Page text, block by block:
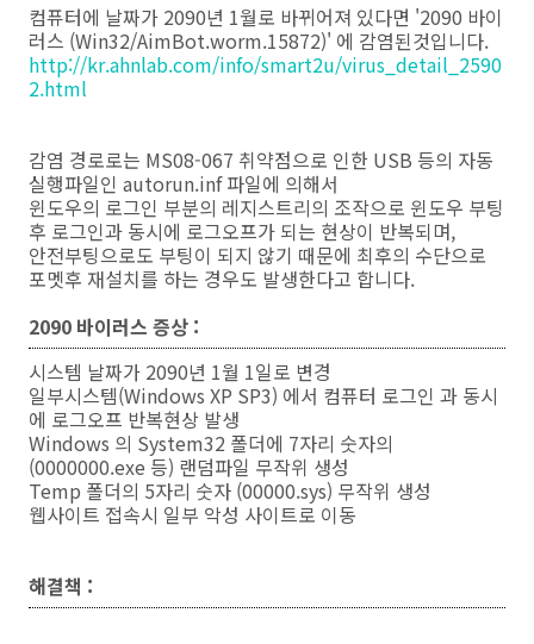
컴퓨터에 날짜가 2090년 1월로 바뀌어져 있다면 '2090 바이
러스 (Win32/AimBot.worm.15872)' 에 감염된것입니다.
http://kr.ahnlab.com/info/smart2u/virus_detail_2590
2.html
감염 경로로는 MS08-067 취약점으로 인한 USB 등의 자동
실행파일인 autorun.inf 파일에 의해서
윈도우의 로그인 부분의 레지스트리의 조작으로 윈도우 부팅
후 로그인과 동시에 로그오프가 되는 현상이 반복되며,
안전부팅으로도 부팅이 되지 않기 때문에 최후의 수단으로
포멧후 재설치를 하는 경우도 발생한다고 합니다.
2090 바이러스 증상 :
시스템 날짜가 2090년 1월 1일로 변경
일부시스템(Windows XP SP3) 에서 컴퓨터 로그인 과 동시
에 로그오프 반복현상 발생
Windows 의 System32 폴더에 7자리 숫자의
(0000000.exe 등) 랜덤파일 무작위 생성
Temp 폴더의 5자리 숫자 (00000.sys) 무작위 생성
웹사이트 접속시 일부 악성 사이트로 이동
해결책 :